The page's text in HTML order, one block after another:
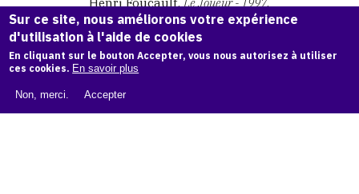
Catalogue raisonné Henri Foucault, OAM.ark:38997/o169
xh
COPIER LA CITATION
Sur ce site, nous améliorons votre expérience
d'utilisation à l'aide de cookies
En cliquant sur le bouton Accepter, vous nous autorisez à utiliser
ces cookies. En savoir plus
Non, merci. Accepter